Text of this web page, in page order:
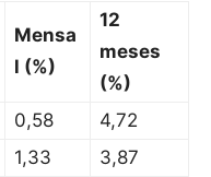
Mensa
l (%)
12
meses
(%)
0,58
4,72
1,33
3,87